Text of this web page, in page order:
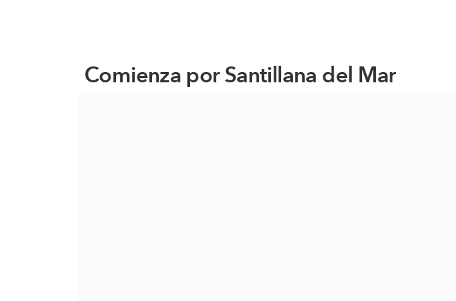
Comienza por Santillana del Mar